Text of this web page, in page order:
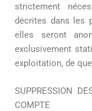
strictement
décrites dans les
elles seront
exclusivement
exploitation, de
SUPPRESSION
COMPTE